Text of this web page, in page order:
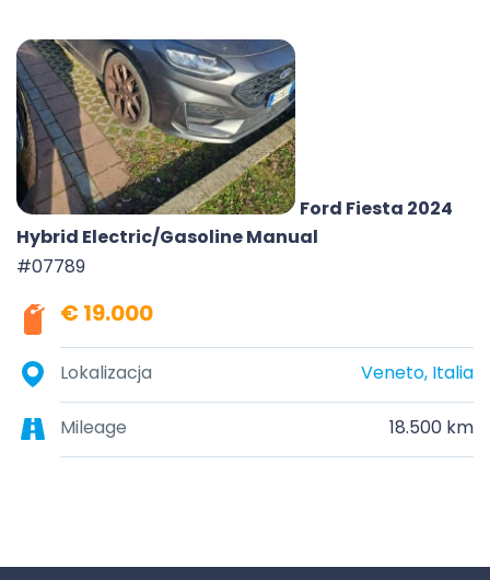
Ford Fiesta 2024
Hybrid Electric/Gasoline Manual
#07789
€ 19.000
Lokalizacja Veneto, Italia
Mileage 18.500 km